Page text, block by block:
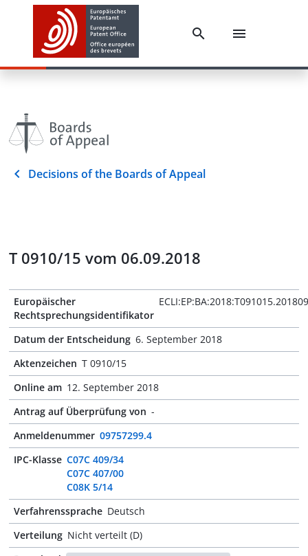
Decisions of the Boards of Appeal
T 0910/15 vom 06.09.2018
Europäischer
Rechtsprechungsidentifikator
Datum der Entscheidung 6. September 2018
Aktenzeichen T 0910/15
Online am 12. September 2018
Antrag auf Überprüfung von -
Anmeldenummer 09757299.4
IPC-Klasse C07C 409/34
C07C 407/00
C08K 5/14
Verfahrenssprache Deutsch
Verteilung Nicht verteilt (D)